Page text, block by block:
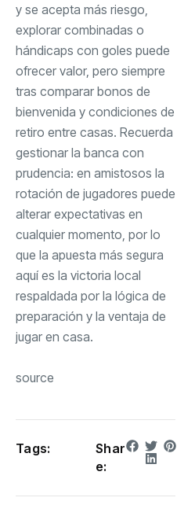
y se acepta más riesgo,
explorar combinadas o
hándicaps con goles puede
ofrecer valor, pero siempre
tras comparar bonos de
bienvenida y condiciones de
retiro entre casas. Recuerda
gestionar la banca con
prudencia: en amistosos la
rotación de jugadores puede
alterar expectativas en
cualquier momento, por lo
que la apuesta más segura
aquí es la victoria local
respaldada por la lógica de
preparación y la ventaja de
jugar en casa.
source
Tags:
Shar
e: